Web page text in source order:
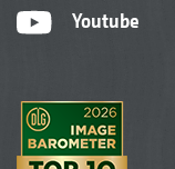
Youtube